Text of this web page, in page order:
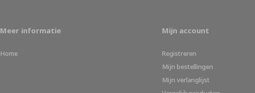
Meer informatie
Home
Mijn account
Registreren
Mijn bestellingen
Mijn verlanglijst